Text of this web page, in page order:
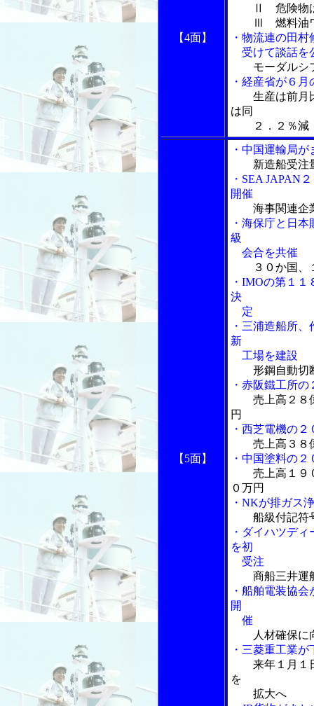
【4面】
Ⅱ 危険物
Ⅲ 燃料油ワ
・物流連の田
受けて談話を
モーダルシ
・経産省が６
生産は前月
は同
２．２％減
【5面】
・中国運輸局
新造船受注
・SEA JAPAN
開催
海事関連企
・海保庁と日
級
会合を共催
３０か国、
・IMOの第１
決
定
・三浦造船所
新
工場を建設
形鋼自動切
・赤阪鐵工所
売上高２８
円
・西芝電機の
売上高３８
・中国塗料の
売上高１９
０万円
・NKが排ガス
船級付記符
・ダイハツデ
を初
受注
商船三井運
・船舶電装協
開
催
人材確保に
・三菱重工業
来年１月１
を
拡大へ